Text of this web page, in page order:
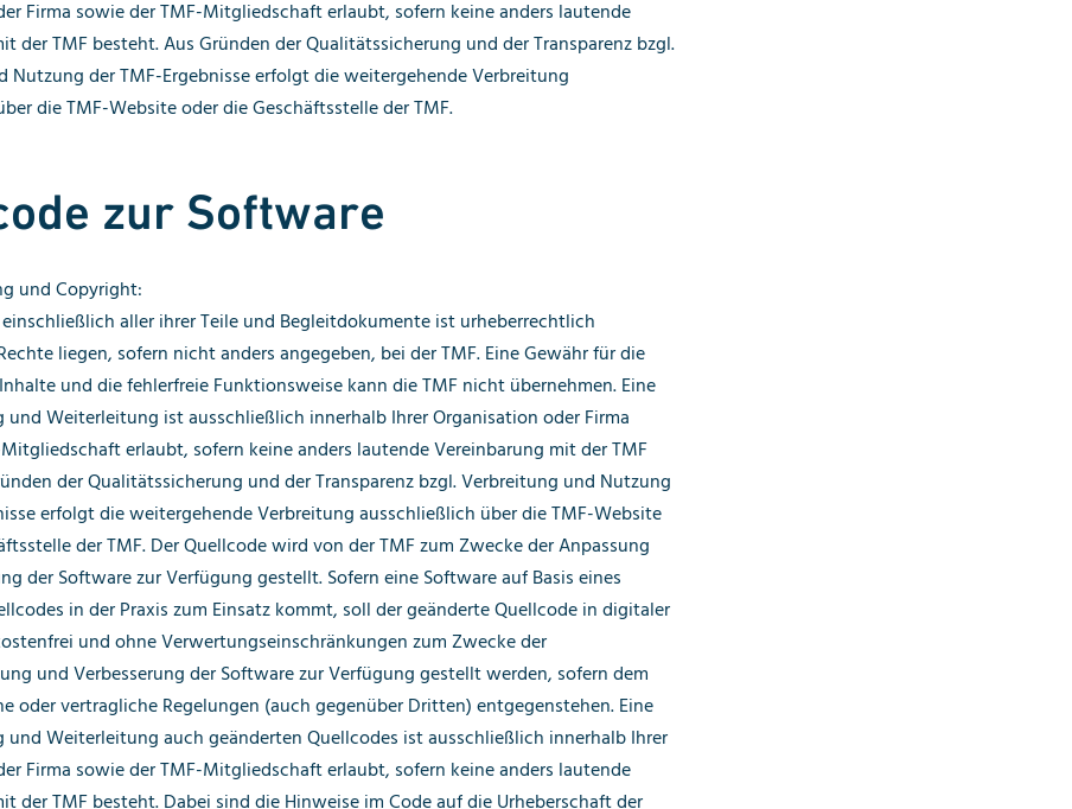
Firma sowie der TMF-Mitgliedschaft erlaubt, sofern keine anders lautende
der TMF besteht. Aus Gründen der Qualitätssicherung und der Transparenz bzgl.
Nutzung der TMF-Ergebnisse erfolgt die weitergehende Verbreitung
die TMF-Website oder die Geschäftsstelle der TMF.
zur Software
und Copyright:
aller ihrer Teile und Begleitdokumente ist urheberrechtlich
liegen, sofern nicht anders angegeben, bei der TMF. Eine Gewähr für die
und die fehlerfreie Funktionsweise kann die TMF nicht übernehmen. Eine
Weiterleitung ist ausschließlich innerhalb Ihrer Organisation oder Firma
erlaubt, sofern keine anders lautende Vereinbarung mit der TMF
der Qualitätssicherung und der Transparenz bzgl. Verbreitung und Nutzung
erfolgt die weitergehende Verbreitung ausschließlich über die TMF-Website
der TMF. Der Quellcode wird von der TMF zum Zwecke der Anpassung
der Software zur Verfügung gestellt. Sofern eine Software auf Basis eines
in der Praxis zum Einsatz kommt, soll der geänderte Quellcode in digitaler
und ohne Verwertungseinschränkungen zum Zwecke der
und Verbesserung der Software zur Verfügung gestellt werden, sofern dem
oder vertragliche Regelungen (auch gegenüber Dritten) entgegenstehen. Eine
Weiterleitung auch geänderten Quellcodes ist ausschließlich innerhalb Ihrer
Firma sowie der TMF-Mitgliedschaft erlaubt, sofern keine anders lautende